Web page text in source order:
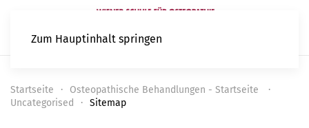
Zum Hauptinhalt springen
Startseite
Osteopathische Behandlungen - Startseite
Uncategorised
Sitemap